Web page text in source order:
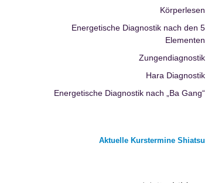
Körperlesen
Energetische Diagnostik nach den 5
Elementen
Zungendiagnostik
Hara Diagnostik
Energetische Diagnostik nach „Ba Gang“
Aktuelle Kurstermine Shiatsu